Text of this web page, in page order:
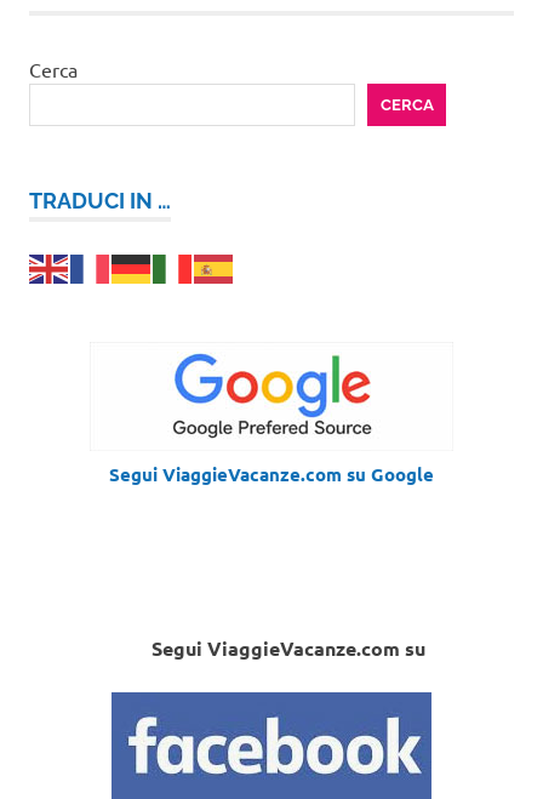
Cerca
CERCA
TRADUCI IN …
Segui ViaggieVacanze.com su Google
Segui ViaggieVacanze.com su